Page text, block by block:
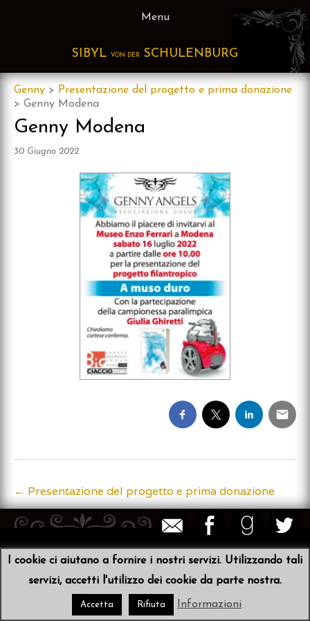
Menu
SIBYL VON DER SCHULENBURG
Genny > Presentazione del progetto e prima donazione
> Genny Modena
Genny Modena
30 Giugno 2022
Post
navigation
← Presentazione del progetto e prima donazione
I cookie ci aiutano a fornire i nostri servizi. Utilizzando tali
servizi, accetti l'utilizzo dei cookie da parte nostra.
Accetta Rifiuta Informazioni
© 2026Sibyl von der Schulenburg • Scribit